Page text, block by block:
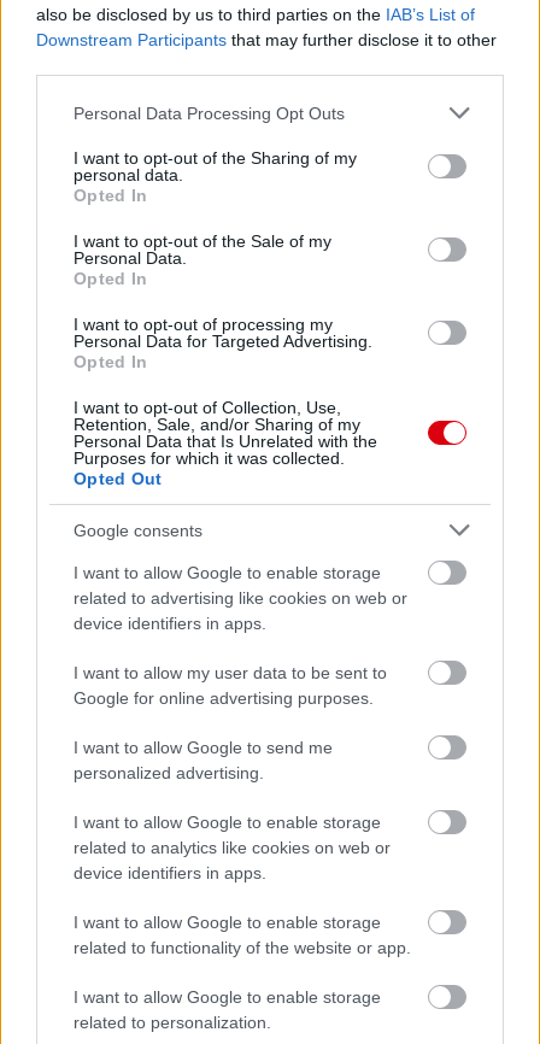
also be disclosed by us to third parties on the IAB’s List of
Downstream Participants that may further disclose it to other
Please note that this website/app uses one or more Google
not limited to your visit or usage behaviour. You may click to
grant or deny consent to Google and its third-party tags to
use your data for below specified purposes in below Google
consent section.
Personal Data Processing Opt Outs
I want to opt-out of the Sharing of my
personal data.
Opted In
I want to opt-out of the Sale of my
Personal Data.
Opted In
I want to opt-out of processing my
Personal Data for Targeted Advertising.
Opted In
I want to opt-out of Collection, Use,
Retention, Sale, and/or Sharing of my
Personal Data that Is Unrelated with the
Purposes for which it was collected.
Opted Out
Google consents
I want to allow Google to enable storage
related to advertising like cookies on web or
device identifiers in apps.
I want to allow my user data to be sent to
Google for online advertising purposes.
I want to allow Google to send me
personalized advertising.
I want to allow Google to enable storage
related to analytics like cookies on web or
device identifiers in apps.
I want to allow Google to enable storage
related to functionality of the website or app.
I want to allow Google to enable storage
related to personalization.
Meccs Center
Manchester United
Felkészülési szezon 4. mérkőzés
Nya Ullevi, Göteborg
2026-08-08 17:00